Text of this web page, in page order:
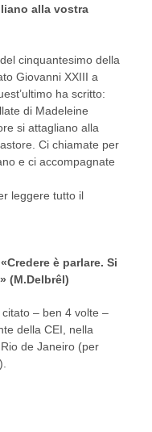
alla vostra
cinquantesimo della
Giovanni XXIII a
ha scritto:
di Madeleine
si attagliano alla
Ci chiamate per
e ci accompagnate
leggere tutto il
è parlare. Si
(M.Delbrêl)
– ben 4 volte –
della CEI, nella
de Janeiro (per